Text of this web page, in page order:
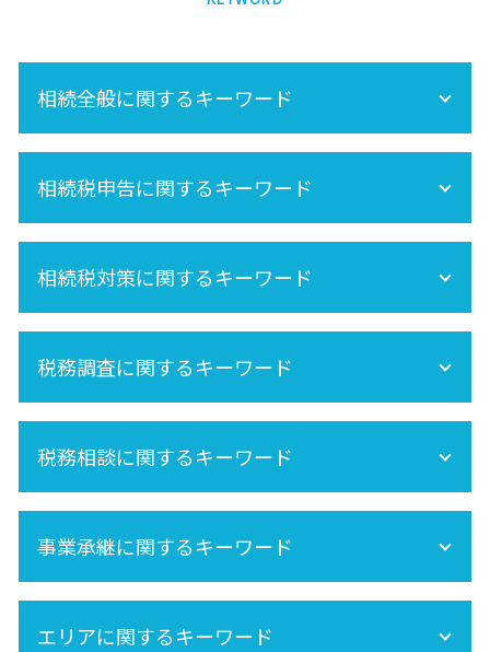
相続全般に関するキーワード
保険金 相続
相続税 不動産
未成年 相続
遺産分割 税金
相続 不動産登記
相続分
遺産相続 所得税
節税
内縁 相続
相続税申告に関するキーワード
相続税 申告 自分で
相続手続きの流れ
相続税申告
準確定申告 必要書類
相続税対策に関するキーワード
死亡保険金 相続税
相続時精算課税制度 手続き
相続税 非課税
相続税申告 必要書類
相続税 計算
株 相続税
生前贈与 非課税
相続税 土地
相続税 期限
税務調査に関するキーワード
相続税 税務調査 いくら 以上
相続税 税務調査 時期
相続税 税務調査 どこまで調べる
税務調査 どこまで調べる
税務相談に関するキーワード
事業承継に関するキーワード
事業承継税制
エリアに関するキーワード